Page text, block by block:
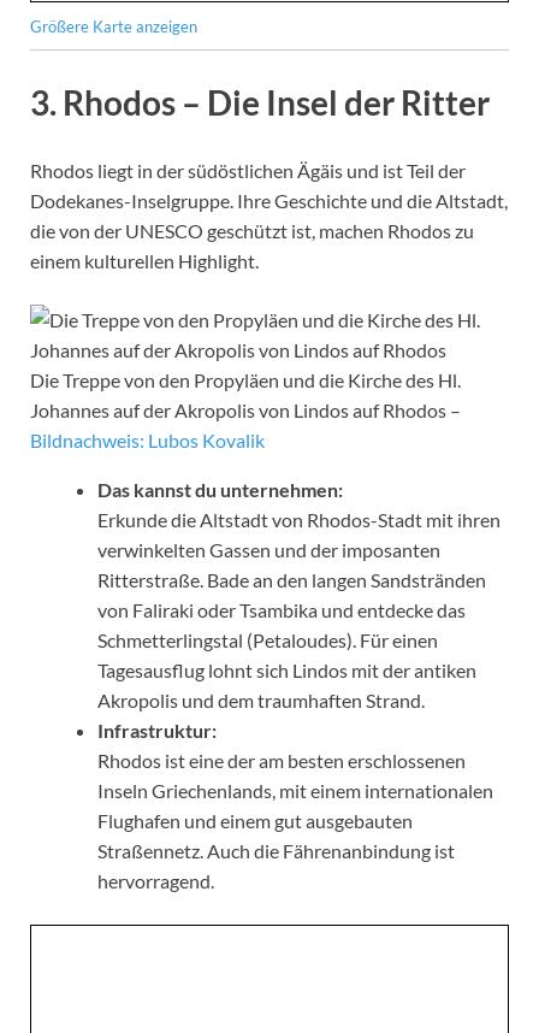
Größere Karte anzeigen
3. Rhodos – Die Insel der Ritter
Rhodos liegt in der südöstlichen Ägäis und ist Teil der
Dodekanes-Inselgruppe. Ihre Geschichte und die Altstadt,
die von der UNESCO geschützt ist, machen Rhodos zu
einem kulturellen Highlight.
Die Treppe von den Propyläen und die Kirche des Hl.
Johannes auf der Akropolis von Lindos auf Rhodos –
Bildnachweis: Lubos Kovalik
Das kannst du unternehmen:
Erkunde die Altstadt von Rhodos-Stadt mit ihren
verwinkelten Gassen und der imposanten
Ritterstraße. Bade an den langen Sandstränden
von Faliraki oder Tsambika und entdecke das
Schmetterlingstal (Petaloudes). Für einen
Tagesausflug lohnt sich Lindos mit der antiken
Akropolis und dem traumhaften Strand.
Infrastruktur:
Rhodos ist eine der am besten erschlossenen
Inseln Griechenlands, mit einem internationalen
Flughafen und einem gut ausgebauten
Straßennetz. Auch die Fährenanbindung ist
hervorragend.